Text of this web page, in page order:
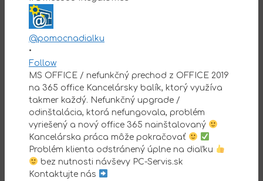
@pomocnadialku
•
Follow
MS OFFICE / nefunkčný prechod z OFFICE 2019
na 365 office Kancelársky balík, ktorý využíva
takmer každý. Nefunkčný upgrade /
odinštalácia, ktorá nefungovala, problém
vyriešený a nový office 365 nainštalovaný
Kancelárska práca môže pokračovať
Problém klienta odstránený úplne na diaľku
bez nutnosti návševy PC-Servis.sk
Kontaktujte nás